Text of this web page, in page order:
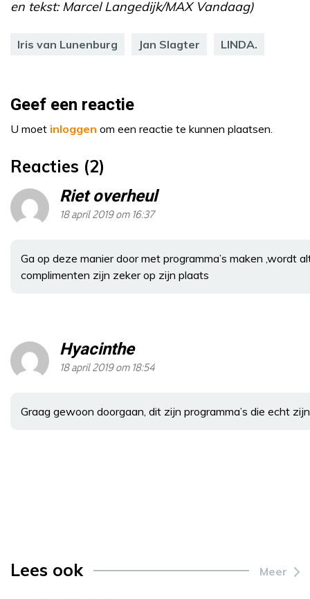
en tekst: Marcel Langedijk/MAX Vandaag)
Iris van Lunenburg Jan Slagter LINDA.
Geef een reactie
U moet inloggen om een reactie te kunnen plaatsen.
Reacties (2)
Riet overheul
18 april 2019 om 16:37
Ga op deze manier door met programma’s maken ,wordt
complimenten zijn zeker op zijn plaats
Hyacinthe
18 april 2019 om 18:54
Graag gewoon doorgaan, dit zijn programma’s die echt
Lees ook Meer